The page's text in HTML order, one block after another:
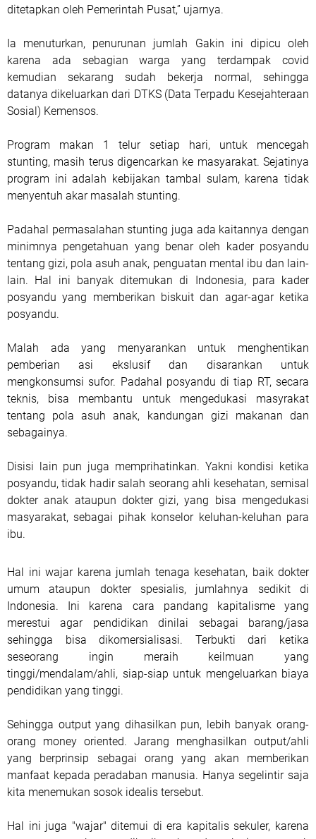
ditetapkan oleh Pemerintah Pusat,” ujarnya.
Ia menuturkan, penurunan jumlah Gakin ini dipicu oleh
karena ada sebagian warga yang terdampak covid
kemudian sekarang sudah bekerja normal, sehingga
datanya dikeluarkan dari DTKS (Data Terpadu Kesejahteraan
Sosial) Kemensos.
Program makan 1 telur setiap hari, untuk mencegah
stunting, masih terus digencarkan ke masyarakat. Sejatinya
program ini adalah kebijakan tambal sulam, karena tidak
menyentuh akar masalah stunting.
Padahal permasalahan stunting juga ada kaitannya dengan
minimnya pengetahuan yang benar oleh kader posyandu
tentang gizi, pola asuh anak, penguatan mental ibu dan lain-
lain. Hal ini banyak ditemukan di Indonesia, para kader
posyandu yang memberikan biskuit dan agar-agar ketika
posyandu.
Malah ada yang menyarankan untuk menghentikan
pemberian asi ekslusif dan disarankan untuk
mengkonsumsi sufor. Padahal posyandu di tiap RT, secara
teknis, bisa membantu untuk mengedukasi masyrakat
tentang pola asuh anak, kandungan gizi makanan dan
sebagainya.
Disisi lain pun juga memprihatinkan. Yakni kondisi ketika
posyandu, tidak hadir salah seorang ahli kesehatan, semisal
dokter anak ataupun dokter gizi, yang bisa mengedukasi
masyarakat, sebagai pihak konselor keluhan-keluhan para
ibu.
Hal ini wajar karena jumlah tenaga kesehatan, baik dokter
umum ataupun dokter spesialis, jumlahnya sedikit di
Indonesia. Ini karena cara pandang kapitalisme yang
merestui agar pendidikan dinilai sebagai barang/jasa
sehingga bisa dikomersialisasi. Terbukti dari ketika
seseorang ingin meraih keilmuan yang
tinggi/mendalam/ahli, siap-siap untuk mengeluarkan biaya
pendidikan yang tinggi.
Sehingga output yang dihasilkan pun, lebih banyak orang-
orang money oriented. Jarang menghasilkan output/ahli
yang berprinsip sebagai orang yang akan memberikan
manfaat kepada peradaban manusia. Hanya segelintir saja
kita menemukan sosok idealis tersebut.
Hal ini juga "wajar" ditemui di era kapitalis sekuler, karena